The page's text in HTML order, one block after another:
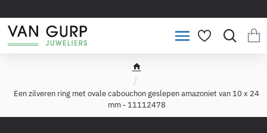
h
m
e
Een zilveren ring met ovale cabouchon geslepen amazoniet van 10 x 24
mm - 11112478